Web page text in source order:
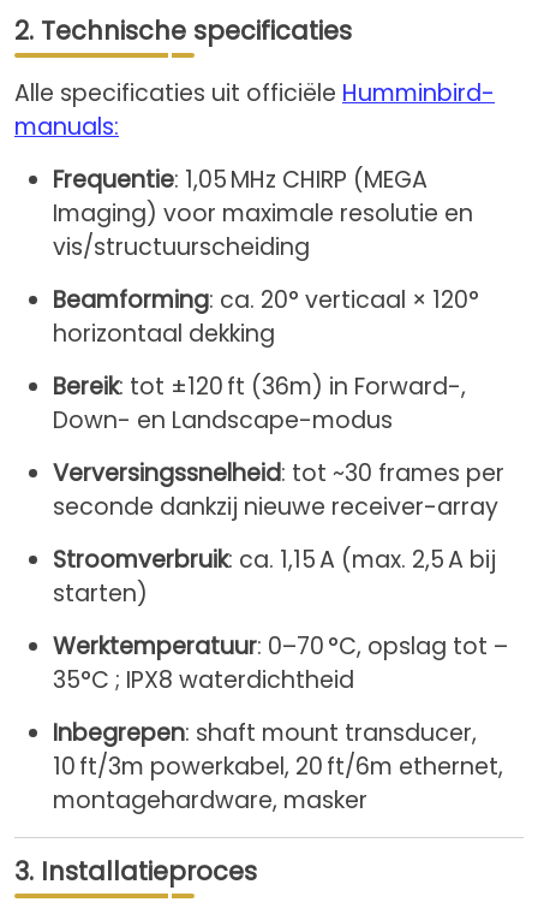
2. Technische specificaties
Alle specificaties uit officiële Humminbird-
manuals:
Frequentie: 1,05 MHz CHIRP (MEGA
Imaging) voor maximale resolutie en
vis/structuurscheiding
Beamforming: ca. 20° verticaal × 120°
horizontaal dekking
Bereik: tot ±120 ft (36m) in Forward-,
Down- en Landscape-modus
Verversingssnelheid: tot ~30 frames per
seconde dankzij nieuwe receiver-array
Stroomverbruik: ca. 1,15 A (max. 2,5 A bij
starten)
Werktemperatuur: 0–70 °C, opslag tot –
35°C ; IPX8 waterdichtheid
Inbegrepen: shaft mount transducer,
10 ft/3m powerkabel, 20 ft/6m ethernet,
montagehardware, masker
3. Installatieproces